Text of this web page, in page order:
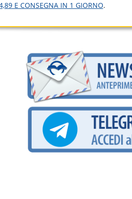
E CONSEGNA IN 1 GIORNO.